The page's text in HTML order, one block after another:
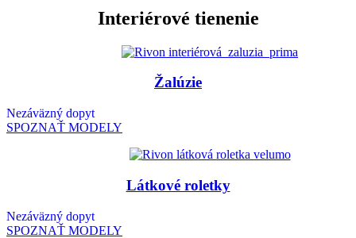
Interiérové tienenie
Žalúzie
Nezáväzný dopyt
SPOZNAŤ MODELY
Látkové roletky
Nezáväzný dopyt
SPOZNAŤ MODELY